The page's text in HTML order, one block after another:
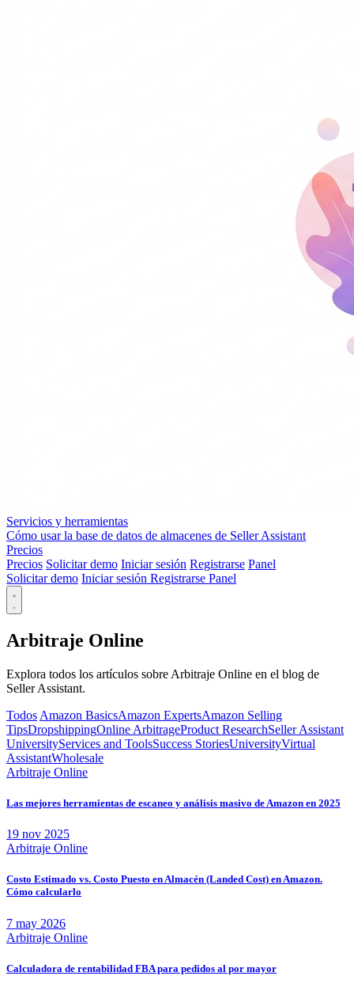
Servicios y herramientas
Cómo usar la base de datos de almacenes de Seller Assistant
Precios
Precios Solicitar demo Iniciar sesión Registrarse Panel
Solicitar demo Iniciar sesión Registrarse Panel
Arbitraje Online
Explora todos los artículos sobre Arbitraje Online en el blog de
Seller Assistant.
Todos Amazon BasicsAmazon ExpertsAmazon Selling
TipsDropshippingOnline ArbitrageProduct ResearchSeller Assistant
UniversityServices and ToolsSuccess StoriesUniversityVirtual
AssistantWholesale
Arbitraje Online
Las mejores herramientas de escaneo y análisis masivo de Amazon en 2025
19 nov 2025
Arbitraje Online
Costo Estimado vs. Costo Puesto en Almacén (Landed Cost) en Amazon.
Cómo calcularlo
7 may 2026
Arbitraje Online
Calculadora de rentabilidad FBA para pedidos al por mayor